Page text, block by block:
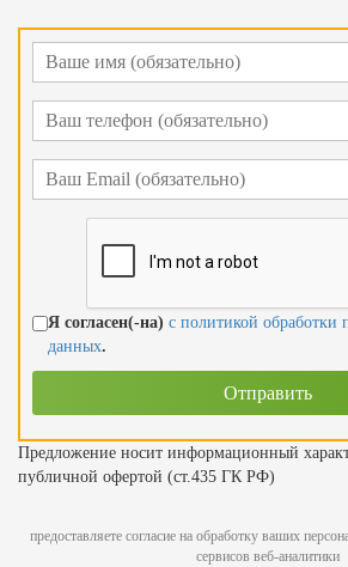
Я согласен(-на) с политикой обработки
данных.
Предложение носит информационный
публичной офертой (ст.435 ГК РФ)
предоставляете согласие на обработку ваших
сервисов веб-аналитики